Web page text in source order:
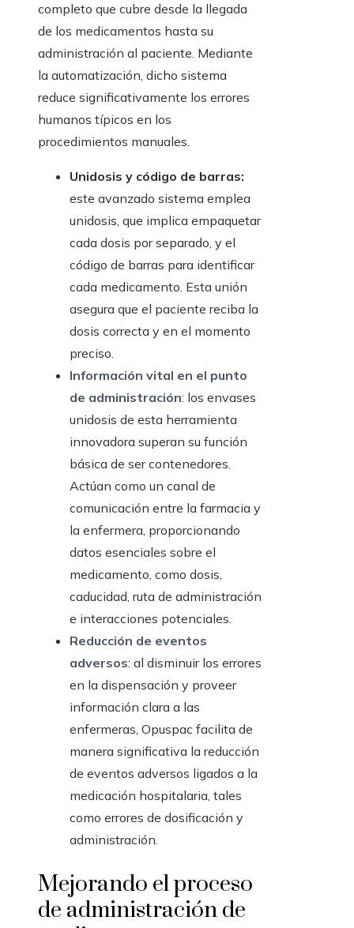
completo que cubre desde la llegada
de los medicamentos hasta su
administración al paciente. Mediante
la automatización, dicho sistema
reduce significativamente los errores
humanos típicos en los
procedimientos manuales.
Unidosis y código de barras:
este avanzado sistema emplea
unidosis, que implica empaquetar
cada dosis por separado, y el
código de barras para identificar
cada medicamento. Esta unión
asegura que el paciente reciba la
dosis correcta y en el momento
preciso.
Información vital en el punto
de administración: los envases
unidosis de esta herramienta
innovadora superan su función
básica de ser contenedores.
Actúan como un canal de
comunicación entre la farmacia y
la enfermera, proporcionando
datos esenciales sobre el
medicamento, como dosis,
caducidad, ruta de administración
e interacciones potenciales.
Reducción de eventos
adversos: al disminuir los errores
en la dispensación y proveer
información clara a las
enfermeras, Opuspac facilita de
manera significativa la reducción
de eventos adversos ligados a la
medicación hospitalaria, tales
como errores de dosificación y
administración.
Mejorando el proceso
de administración de